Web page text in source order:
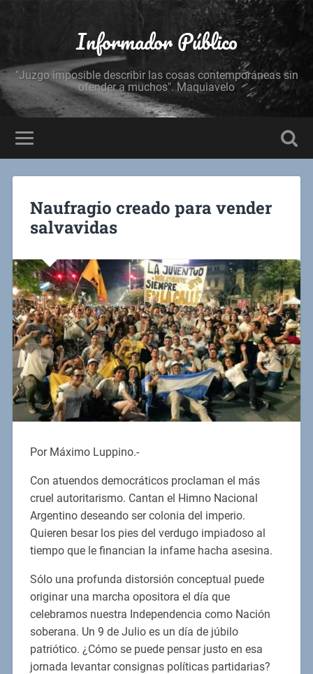
Informador Público
"Juzgo imposible describir las cosas contemporáneas sin
ofender a muchos". Maquiavelo
Naufragio creado para vender
salvavidas
Por Máximo Luppino.-
Con atuendos democráticos proclaman el más
cruel autoritarismo. Cantan el Himno Nacional
Argentino deseando ser colonia del imperio.
Quieren besar los pies del verdugo impiadoso al
tiempo que le financian la infame hacha asesina.
Sólo una profunda distorsión conceptual puede
originar una marcha opositora el día que
celebramos nuestra Independencia como Nación
soberana. Un 9 de Julio es un día de júbilo
patriótico. ¿Cómo se puede pensar justo en esa
jornada levantar consignas políticas partidarias?